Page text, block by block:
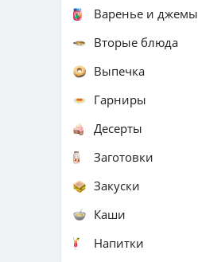
Варенье и джемы
Вторые блюда
Выпечка
Гарниры
Десерты
Заготовки
Закуски
Каши
Напитки